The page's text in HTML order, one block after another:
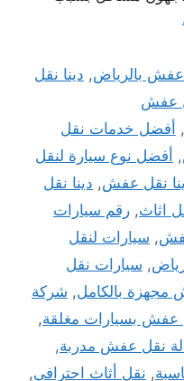
عفش بالرياض, دينا نقل
عفش
, أفضل خدمات نقل
, أفضل نوع سيارة لنقل
نقل عفش, دينا نقل
اثاث, رقم سيارات
, سيارات لنقل
, سيارات نقل
بالكامل, شركة
عفش بسيارات مغلقة,
نقل عفش مدربة,
, نقل أثاث احترافي,